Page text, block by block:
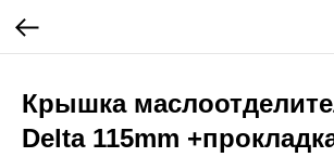
Крышка
Delta 115mm